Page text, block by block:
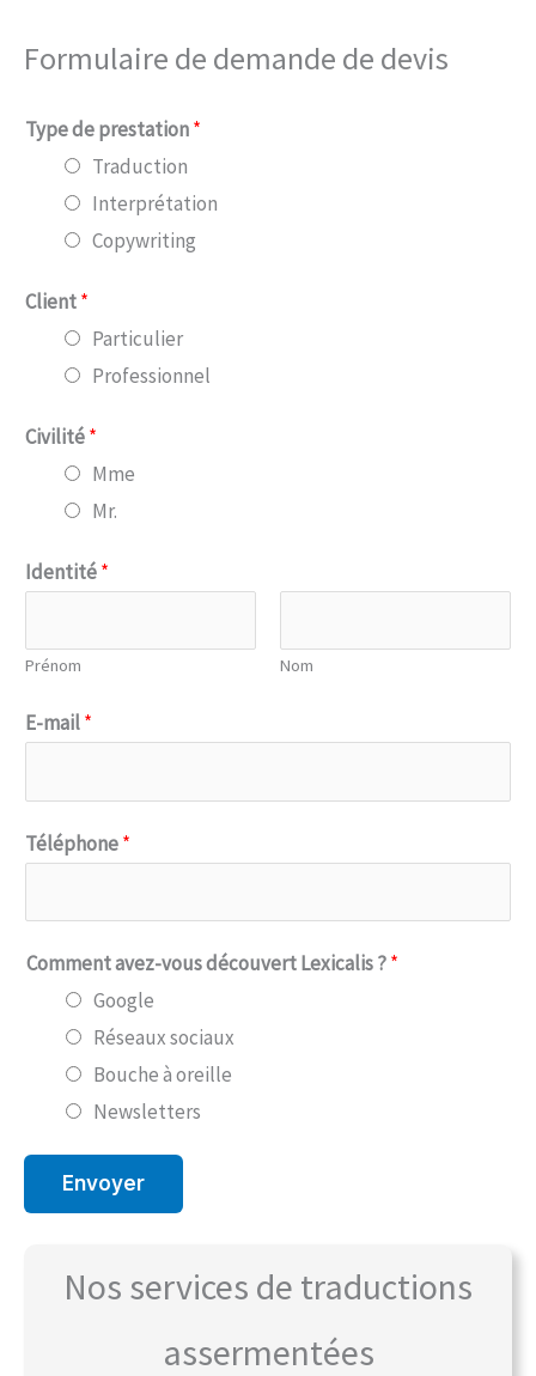
Formulaire de demande de devis
Type de prestation*
Traduction
Interprétation
Copywriting
Client*
Particulier
Professionnel
Civilité*
Mme
Mr.
Identité*
Prénom Nom
E-mail*
Téléphone*
Comment avez-vous découvert Lexicalis ?*
Google
Réseaux sociaux
Bouche à oreille
Newsletters
Envoyer
Nos services de traductions
assermentées